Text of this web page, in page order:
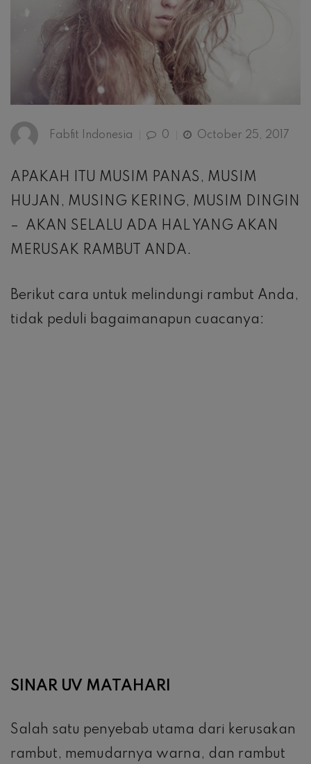
Fabfit Indonesia 0 October 25, 2017
APAKAH ITU MUSIM PANAS, MUSIM
HUJAN, MUSING KERING, MUSIM DINGIN
– AKAN SELALU ADA HAL YANG AKAN
MERUSAK RAMBUT ANDA.
Berikut cara untuk melindungi rambut Anda,
tidak peduli bagaimanapun cuacanya:
SINAR UV MATAHARI
Salah satu penyebab utama dari kerusakan
rambut, memudarnya warna, dan rambut